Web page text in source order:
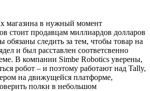
магазина в нужный момент
стоит продавцам миллиардов долларов
обязаны следить за тем, чтобы товар на
и был расставлен соответсвенно
В компании Simbe Robotics уверены,
робот – и поэтому работают над Tally,
на движущейся платформе,
полки в небольшом